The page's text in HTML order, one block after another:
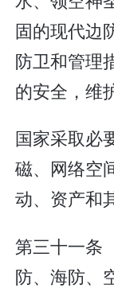
固的现代边
防卫和管理
的安全，维
国家采取必
磁、网络空
动、资产和
第三十一条
防、海防、